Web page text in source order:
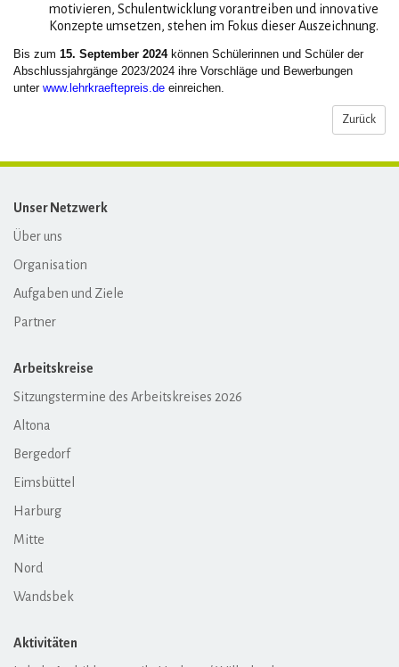
motivieren, Schulentwicklung vorantreiben und innovative
Konzepte umsetzen, stehen im Fokus dieser Auszeichnung.
Bis zum 15. September 2024können Schülerinnen und Schüler der
Abschlussjahrgänge 2023/2024 ihre Vorschläge und Bewerbungen
unter www.lehrkraeftepreis.de einreichen.
Zurück
Unser Netzwerk
Über uns
Organisation
Aufgaben und Ziele
Partner
Arbeitskreise
Sitzungstermine des Arbeitskreises 2026
Altona
Bergedorf
Eimsbüttel
Harburg
Mitte
Nord
Wandsbek
Aktivitäten